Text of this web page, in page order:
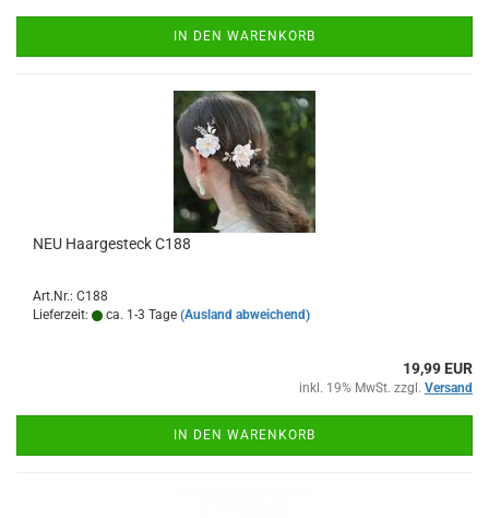
IN DEN WARENKORB
NEU Haargesteck C188
Art.Nr.: C188
Lieferzeit:
ca. 1-3 Tage (Ausland abweichend)
19,99 EUR
inkl. 19% MwSt. zzgl. Versand
IN DEN WARENKORB